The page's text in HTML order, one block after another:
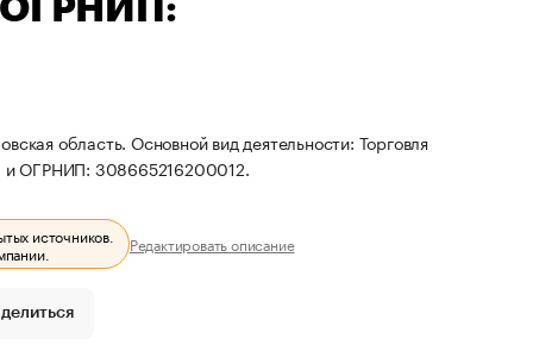
ОГРНИП:
область. Основной вид деятельности: Торговля
и ОГРНИП: 308665216200012.
источников.
Редактировать описание